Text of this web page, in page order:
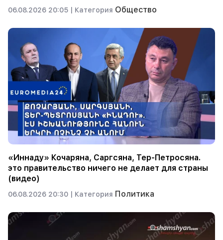
06.08.2026 20:05 | Категория Общество
«Иннаду» Кочаряна, Саргсяна, Тер-Петросяна.
это правительство ничего не делает для страны
(видео)
06.08.2026 20:30 | Категория Политика